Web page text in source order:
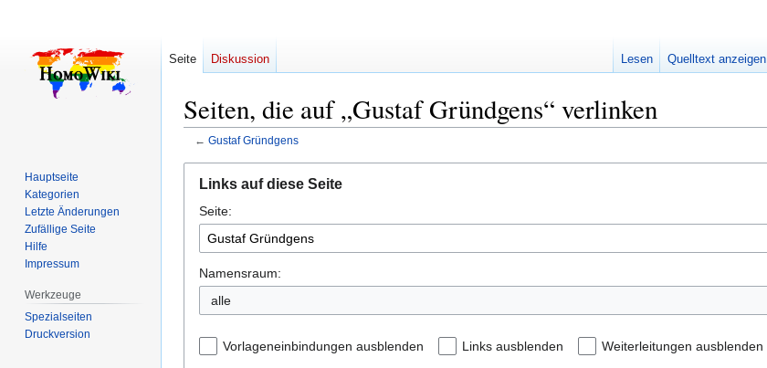
Seiten, die auf „Gustaf Gründgens“ verlinken
← Gustaf Gründgens
Navigation
springen
Suche
springen
Links auf diese Seite
Seite:
Namensraum:
alle
Vorlageneinbindungen ausblenden Links ausblenden Weiterleitungen ausblenden
Seite Diskussion Lesen Quelltext anzeigen
Hauptseite
Kategorien
Letzte Änderungen
Zufällige Seite
Hilfe
Impressum
Werkzeuge
Spezialseiten
Druckversion